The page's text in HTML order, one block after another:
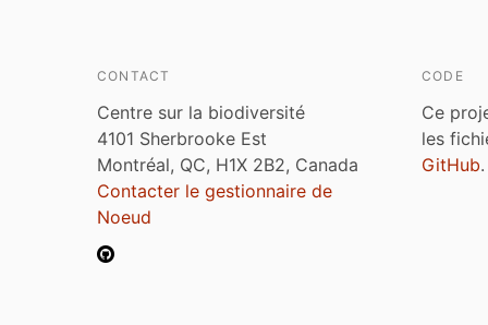
CONTACT
Centre sur la biodiversité
4101 Sherbrooke Est
Montréal, QC, H1X 2B2, Canada
Contacter le gestionnaire de
Noeud
CODE
Ce
les
GitHub.